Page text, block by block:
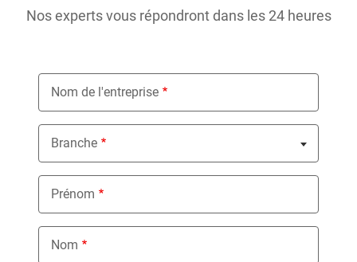
Nos experts vous répondront dans les 24 heures
Nom de l'entreprise
Branche
Nothing selected
Prénom
Nom